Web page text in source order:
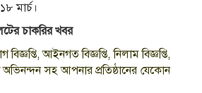
মার্চ।
চাকরির খবর
বিজ্ঞপ্তি, আইনগত বিজ্ঞপ্তি, নিলাম বিজ্ঞপ্তি,
সহ আপনার প্রতিষ্ঠানের যেকোন